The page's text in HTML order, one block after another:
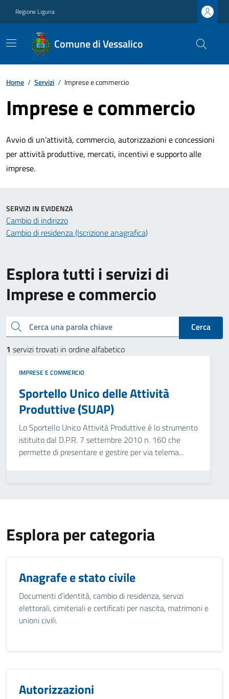
Regione Liguria
Comune di Vessalico
Home / Servizi / Imprese e commercio
Imprese e commercio
Avvio di un’attività, commercio, autorizzazioni e concessioni
per attività produttive, mercati, incentivi e supporto alle
imprese.
Esplora tutti i servizi di
Imprese e commercio
Cerca una parola chiave
Cerca
1 servizi trovati in ordine alfabetico
IMPRESE E COMMERCIO
Sportello Unico delle Attività
Produttive (SUAP)
Lo Sportello Unico Attività Produttive è lo strumento
istituito dal D.P.R. 7 settembre 2010 n. 160 che
permette di presentare e gestire per via telema...
SERVIZI IN EVIDENZA
Cambio di indirizzo
Cambio di residenza (Iscrizione anagrafica)
Esplora per categoria
Anagrafe e stato civile
Documenti d’identità, cambio di residenza, servizi
elettorali, cimiteriali e certificati per nascita, matrimoni e
unioni civili.
Autorizzazioni